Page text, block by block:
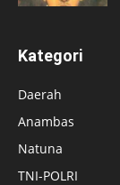
Kategori
Daerah
Anambas
Natuna
TNI-POLRI